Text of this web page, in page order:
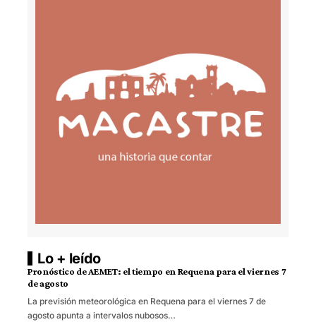
Lo + leído
Pronóstico de AEMET: el tiempo en Requena para el viernes 7
de agosto
La previsión meteorológica en Requena para el viernes 7 de
agosto apunta a intervalos nubosos…